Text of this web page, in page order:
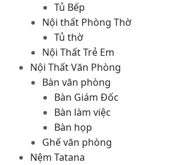
Tủ Bếp
Nội thất Phòng Thờ
Tủ thờ
Nội Thất Trẻ Em
Nội Thất Văn Phòng
Bàn văn phòng
Bàn Giám Đốc
Bàn làm việc
Bàn họp
Ghế văn phòng
Nệm Tatana